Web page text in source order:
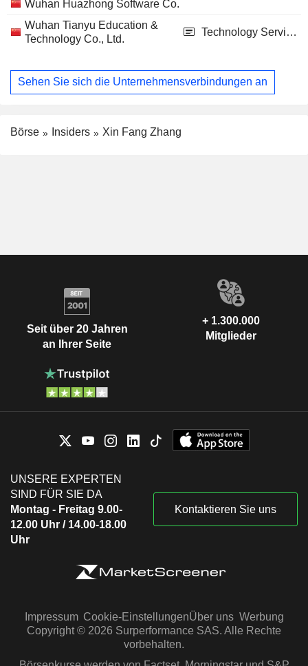
Wuhan Huazhong Software Co.
Wuhan Tianyu Education &
Technology Co., Ltd.
Technology Services
Sehen Sie sich die Unternehmensverbindungen an
Börse Insiders Xin Fang Zhang
Seit über 20 Jahren
an Ihrer Seite
+ 1.300.000
Mitglieder
UNSERE EXPERTEN
SIND FÜR SIE DA
Montag - Freitag 9.00-
12.00 Uhr / 14.00-18.00
Uhr
Kontaktieren Sie uns
Impressum Cookie-EinstellungenÜber uns Werbung
Copyright © 2026 Surperformance SAS. Alle Rechte
vorbehalten.